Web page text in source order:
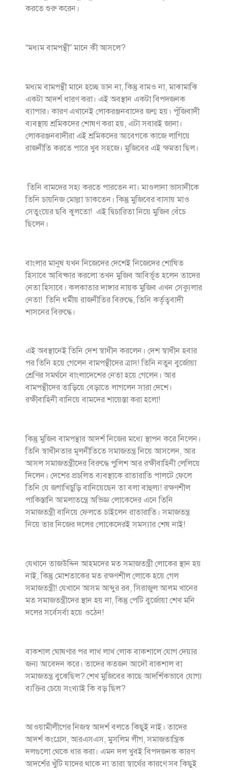
করতে শুরু করেন।
“মধ্যম বামপন্থী” মানে কী আসলে?
মধ্যম বামপন্থী মানে হচ্ছে ডান না, কিন্তু বামও না, মাঝামাঝি
একটা আদর্শ ধারণ করা। এই অবস্থান একটা বিপদজনক
ব্যাপার। কারণ এখানেই লোকরঞ্জনবাদের জন্ম হয়। পূঁজিবাদী
ব্যবস্থায় শ্রমিকদের শোষণ করা হয়, এটা সবারই জানা।
লোকরঞ্জনবাদীরা এই শ্রমিকদের আবেগকে কাজে লাগিয়ে
রাজনীতি করতে পারে খুব সহজে। মুজিবের এই ক্ষমতা ছিল।
তিনি বামদের সহ্য করতে পারতেন না। মাওলানা ভাসানীকে
তিনি চায়নিজ মোল্লা ডাকতেন। কিন্তু মুজিবের বাসায় মাও
সেতুংয়ের ছবি ঝুলতো! এই দ্বিচারিতা নিয়ে মুজিব বেঁচে
ছিলেন।
বাংলার মানুষ যখন নিজেদের দেশেই নিজেদের শোষিত
হিসাবে আবিষ্কার করলো তখন মুজিব আবির্ভূত হলেন তাদের
নেতা হিসাবে। কলকাতার দাঙ্গার নায়ক মুজিব এখন সেক্যুলার
নেতা! তিনি ধর্মীয় রাজনীতির বিরুদ্ধে, তিনি কর্তৃত্ববাদী
শাসনের বিরুদ্ধে।
এই অবস্থানেই তিনি দেশ স্বাধীন করলেন। দেশ স্বাধীন হবার
পর তিনি হয়ে গেলেন বামপন্থীদের ত্রাস! তিনি নতুন বুর্জোয়া
শ্রেণির সমর্থনে বাংলাদেশের নেতা হয়ে গেলেন। আর
বামপন্থীদের তাড়িয়ে বেড়াতে লাগলেন সারা দেশে।
রক্ষীবাহিনী বানিয়ে বামদের শায়েস্তা করা হলো!
কিন্তু মুজিব বামপন্থার আদর্শ নিজের মধ্যে স্থাপন করে নিলেন।
তিনি স্বাধীনতার মূলনীতিতে সমাজতন্ত্র নিয়ে আসলেন, আর
আসল সমাজতন্ত্রীদের বিরুদ্ধে পুলিশ আর রক্ষীবাহিনী লেলিয়ে
দিলেন। দেশের প্রচলিত ব্যবস্থাকে রাতারাতি পালটে ফেলে
তিনি যে জগাখিচুড়ি বানিয়েছেন তা বলা বাহুল্য! রক্ষণশীল
পাকিস্তানি আমলাতন্ত্রে অভিজ্ঞ লোকেদের এনে তিনি
সমাজতন্ত্রী বানিয়ে ফেলতে চাইলেন রাতারাতি। সমাজতন্ত্র
নিয়ে তার নিজের দলের লোকেদেরই সমস্যার শেষ নাই!
যেখানে তাজউদ্দিন আহমদের মত সমাজতন্ত্রী লোকের স্থান হয়
নাই, কিন্তু মোশতাকের মত রক্ষণশীল লোকে হয়ে গেল
সমাজতন্ত্রী! যেখানে আসম আব্দুর রব, সিরাজুল আলম খানের
মত সমাজতন্ত্রীদের স্থান হয় না, কিন্তু পেটি বুর্জোয়া শেখ মনি
দলের সর্বেসর্বা হয়ে ওঠেন!
বাকশাল ঘোষণার পর লাখ লাখ লোক বাকশালে যোগ দেয়ার
জন্য আবেদন করে। তাদের কতজন আদৌ বাকশাল বা
সমাজতন্ত্র বুঝেছিল? শেখ মুজিবের কাছে আদর্শিকভাবে যোগ্য
ব্যক্তির চেয়ে সংখ্যাই কি বড় ছিল?
আওয়ামীলীগের নিজস্ব আদর্শ বলতে কিছুই নাই। তাদের
আদর্শ কংগ্রেস, আরএসএস, মুসলিম লীগ, সমাজতান্ত্রিক
দলগুলো থেকে ধার করা। এমন দল খুবই বিপদজনক কারণ
আদর্শের খুঁটি যাদের থাকে না তারা স্বার্থের কারণে সব কিছুই